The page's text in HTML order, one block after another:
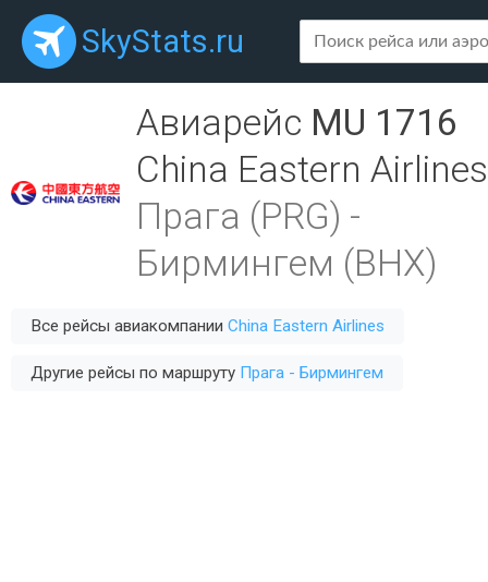
SkyStats.ru
Авиарейс MU 1716
China Eastern Airlines
Прага (PRG) -
Бирмингем (BHX)
Все рейсы авиакомпании China Eastern Airlines
Другие рейсы по маршруту Прага - Бирмингем